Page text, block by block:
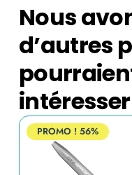
Nous
d’autres
PROMO ! 56%